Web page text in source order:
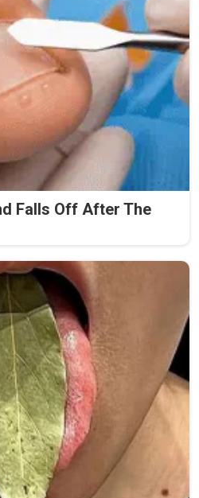
Falls Off After The